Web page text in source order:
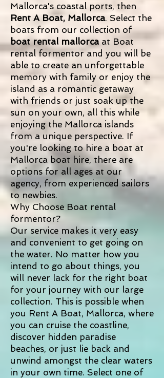
Mallorca's coastal ports, then
Rent A Boat, Mallorca. Select the
boats from our collection of
boat rental mallorcaat Boat
rental formentor and you will be
able to create an unforgettable
memory with family or enjoy the
island as a romantic getaway
with friends or just soak up the
sun on your own, all this while
enjoying the Mallorca islands
from a unique perspective. If
you're looking to hire a boat at
Mallorca boat hire, there are
options for all ages at our
agency, from experienced sailors
to newbies.
Why Choose Boat rental
formentor?
Our service makes it very easy
and convenient to get going on
the water. No matter how you
intend to go about things, you
will never lack for the right boat
for your journey with our large
collection. This is possible when
you Rent A Boat, Mallorca, where
you can cruise the coastline,
discover hidden paradise
beaches, or just lie back and
unwind amongst the clear waters
in your own time. Select one of